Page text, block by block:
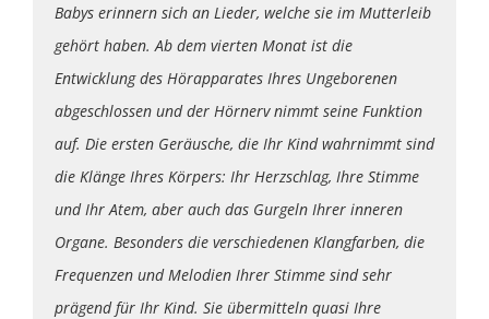
Babys erinnern sich an Lieder, welche sie im Mutterleib
gehört haben. Ab dem vierten Monat ist die
Entwicklung des Hörapparates Ihres Ungeborenen
abgeschlossen und der Hörnerv nimmt seine Funktion
auf. Die ersten Geräusche, die Ihr Kind wahrnimmt sind
die Klänge Ihres Körpers: Ihr Herzschlag, Ihre Stimme
und Ihr Atem, aber auch das Gurgeln Ihrer inneren
Organe. Besonders die verschiedenen Klangfarben, die
Frequenzen und Melodien Ihrer Stimme sind sehr
prägend für Ihr Kind. Sie übermitteln quasi Ihre